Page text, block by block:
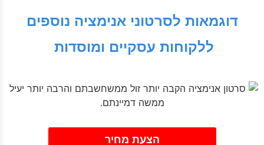
דוגמאות לסרטוני אנימציה נוספים
ללקוחות עסקיים ומוסדות
הצעת מחיר